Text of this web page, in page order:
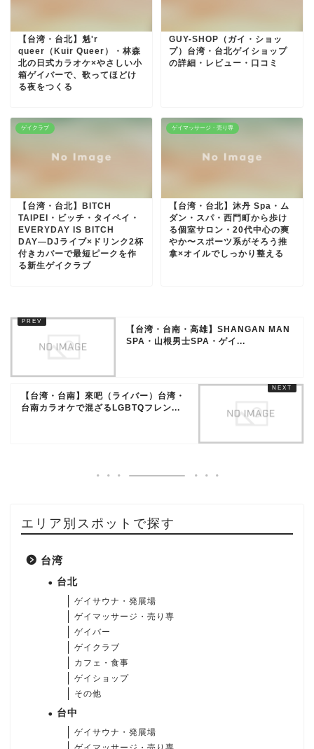
【台湾・台北】魁'r
queer（Kuir Queer）・林森
北の日式カラオケ×やさしい小
箱ゲイバーで、歌ってほどけ
る夜をつくる
GUY-SHOP（ガイ・ショッ
プ）台湾・台北ゲイショップ
の詳細・レビュー・口コミ
ゲイクラブ
【台湾・台北】BITCH
TAIPEI・ビッチ・タイペイ・
EVERYDAY IS BITCH
DAY―DJライブ×ドリンク2杯
付きカバーで最短ピークを作
る新生ゲイクラブ
ゲイマッサージ・売り専
【台湾・台北】沐丹 Spa・ム
ダン・スパ・西門町から歩け
る個室サロン・20代中心の爽
やか〜スポーツ系がそろう推
拿×オイルでしっかり整える
【台湾・台南・高雄】SHANGAN MAN
SPA・山根男士SPA・ゲイ...
【台湾・台南】來吧（ライバー）台湾・
台南カラオケで混ざるLGBTQフレン...
エリア別スポットで探す
台湾
台北
ゲイサウナ・発展場
ゲイマッサージ・売り専
ゲイバー
ゲイクラブ
カフェ・食事
ゲイショップ
その他
台中
ゲイサウナ・発展場